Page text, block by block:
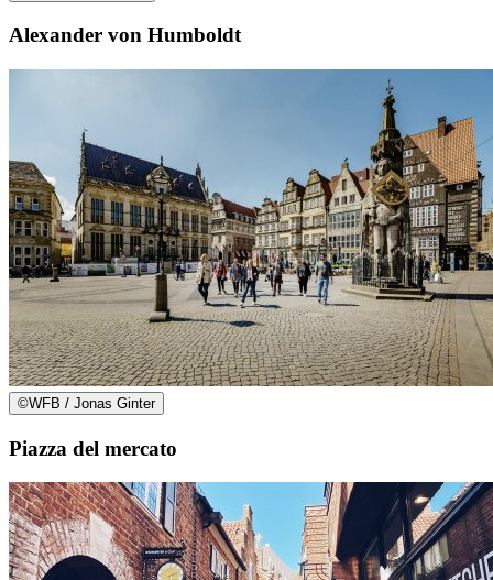
Alexander von Humboldt
©WFB / Jonas Ginter
Piazza del mercato